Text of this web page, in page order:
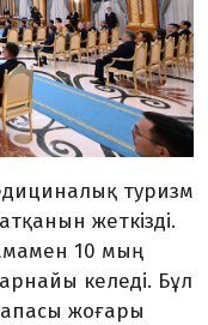
туризм
жеткізді.
10 мың
келеді. Бұл
жоғары